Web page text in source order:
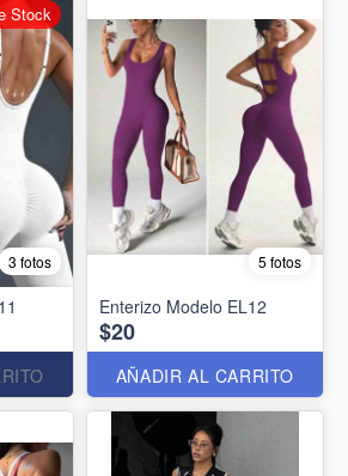
3 fotos
Stock
5 fotos
Enterizo Modelo EL12
$20
AÑADIR AL CARRITO